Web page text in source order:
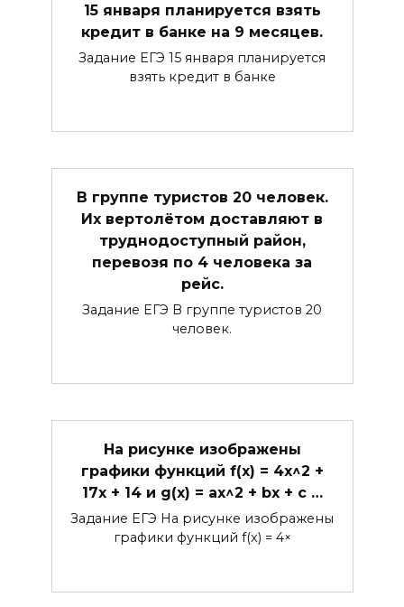
15 января планируется взять
кредит в банке на 9 месяцев.
Задание ЕГЭ 15 января планируется
взять кредит в банке
В группе туристов 20 человек.
Их вертолётом доставляют в
труднодоступный район,
перевозя по 4 человека за
рейс.
Задание ЕГЭ В группе туристов 20
человек.
На рисунке изображены
графики функций f(x) = 4x^2 +
17x + 14 и g(x) = ax^2 + bx + c …
Задание ЕГЭ На рисунке изображены
графики функций f(x) = 4×